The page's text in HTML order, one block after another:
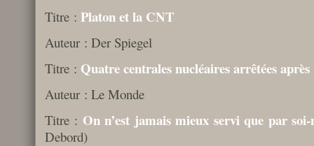
Titre : Platon et la CNT
Auteur : Der Spiegel
Titre : Quatre centrales nucléaires arrêtées
Auteur : Le Monde
Titre : On n’est jamais mieux servi que par soi-
Debord)